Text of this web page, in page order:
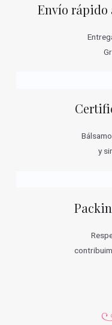
Envío rápido
y